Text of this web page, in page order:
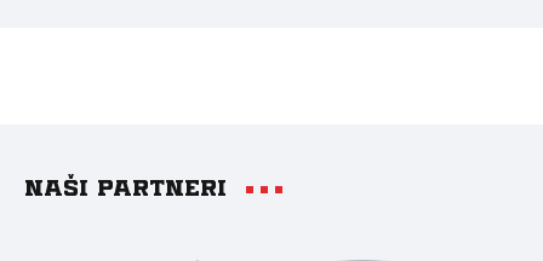
Naši partneri